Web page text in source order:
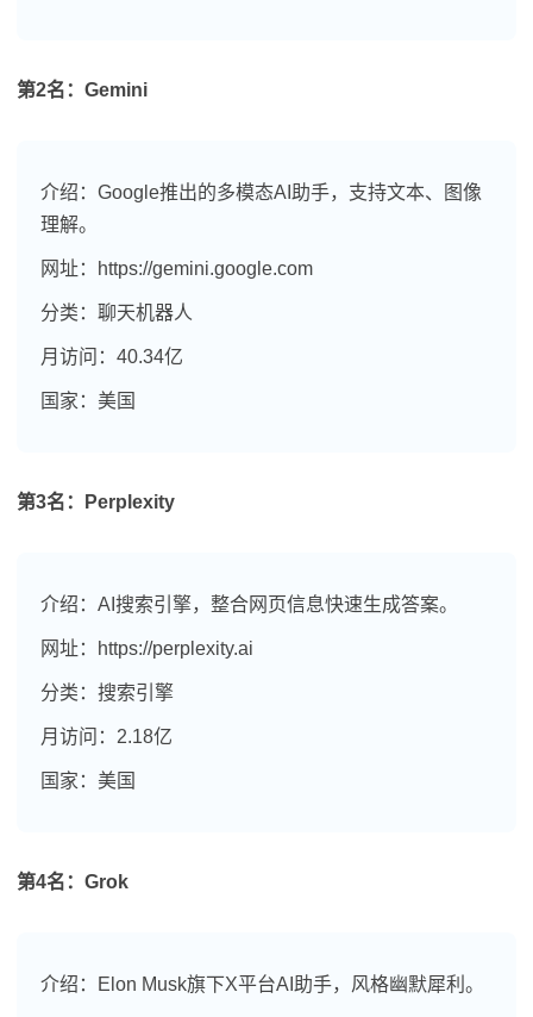
第2名：Gemini
介绍：Google推出的多模态AI助手，支持文本、图像
理解。
网址：https://gemini.google.com
分类：聊天机器人
月访问：40.34亿
国家：美国
第3名：Perplexity
介绍：AI搜索引擎，整合网页信息快速生成答案。
网址：https://perplexity.ai
分类：搜索引擎
月访问：2.18亿
国家：美国
第4名：Grok
介绍：Elon Musk旗下X平台AI助手，风格幽默犀利。